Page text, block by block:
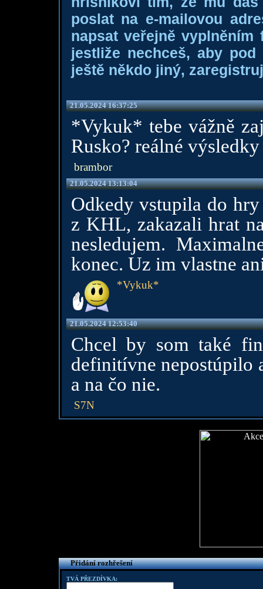
poslat na e-mailovou
napsat veřejně
jestliže nechceš, aby
ještě někdo jiný,
21.05.2024 16:37:25
*Vykuk* tebe vážně
Rusko? reálné
brambor
21.05.2024 13:13:04
Odkedy vstupila do
z KHL, zakazali hrat
nesledujem.
konec. Uz im vlastne
*Vykuk*
21.05.2024 12:53:40
Chcel by som také
definitívne nepostúpilo
a na čo nie.
S7N
Přidání rozhřešení
TVÁ PŘEZDÍVKA: